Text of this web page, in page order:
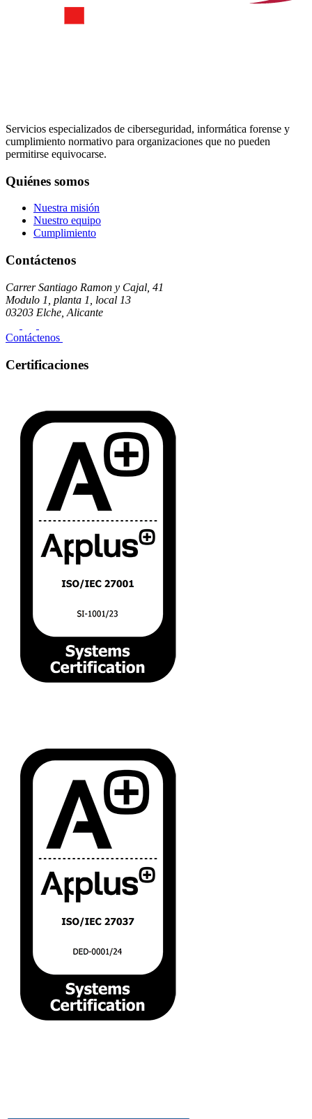
Servicios especializados de ciberseguridad, informática forense y
cumplimiento normativo para organizaciones que no pueden
permitirse equivocarse.
Quiénes somos
Nuestra misión
Nuestro equipo
Cumplimiento
Contáctenos
Carrer Santiago Ramon y Cajal, 41
Modulo 1, planta 1, local 13
03203 Elche, Alicante
Contáctenos
Certificaciones